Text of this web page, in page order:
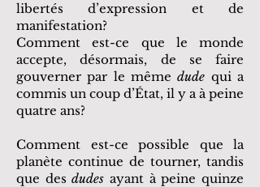
libertés d’expression et de
manifestation?
Comment est-ce que le monde
accepte, désormais, de se faire
gouverner par le mêmedude qui a
commis un coup d’État, il y a à peine
quatre ans?
Comment est-ce possible que la
planète continue de tourner, tandis
que desdudes ayant à peine quinze